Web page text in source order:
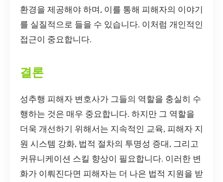
환경을 제공해야 하며, 이를 통해 피해자의 이야기
를 실질적으로 들을 수 있습니다. 이처럼 개인적인
접근이 중요합니다.
결론
성추행 피해자 변호사가 그들의 역할을 충실히 수
행하는 것은 매우 중요합니다. 하지만 그 역할을
더욱 개선하기 위해서는 지속적인 교육, 피해자 지
원 시스템 강화, 법적 절차의 투명성 증대, 그리고
커뮤니케이션 스킬 향상이 필요합니다. 이러한 변
화가 이뤄진다면 피해자는 더 나은 법적 지원을 받